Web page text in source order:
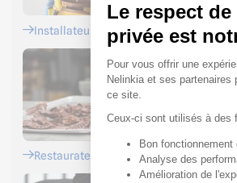
Installateurs
Restaurateurs
Le respect
privée est
Plateforme
Pour vous offrir une
Nelinkia et ses
ce site.
Ceux-ci sont utilisés à des
Bon fonctionnement
Analyse des
Amélioration de